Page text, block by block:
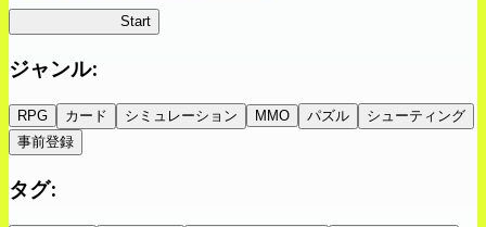
Start
ジャンル:
RPG カード シミュレーション MMO パズル
シューティング
事前登録
タグ: